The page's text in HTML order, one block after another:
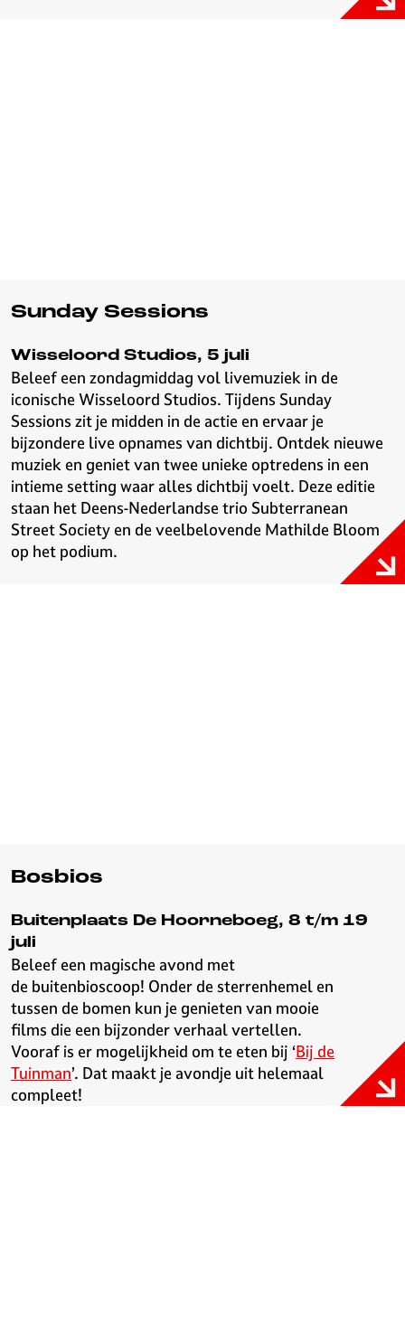
Sunday Sessions
Wisseloord Studios, 5 juli
Beleef een zondagmiddag vol livemuziek in de
iconische Wisseloord Studios. Tijdens Sunday
Sessions zit je midden in de actie en ervaar je
bijzondere live opnames van dichtbij. Ontdek nieuwe
muziek en geniet van twee unieke optredens in een
intieme setting waar alles dichtbij voelt. Deze editie
staan het Deens-Nederlandse trio Subterranean
Street Society en de veelbelovende Mathilde Bloom
op het podium.
Bosbios
Buitenplaats De Hoorneboeg, 8 t/m 19
juli
Beleef een magische avond met
de buitenbioscoop! Onder de sterrenhemel en
tussen de bomen kun je genieten van mooie
films die een bijzonder verhaal vertellen.
Vooraf is er mogelijkheid om te eten bij ‘Bij de
Tuinman’. Dat maakt je avondje uit helemaal
compleet!